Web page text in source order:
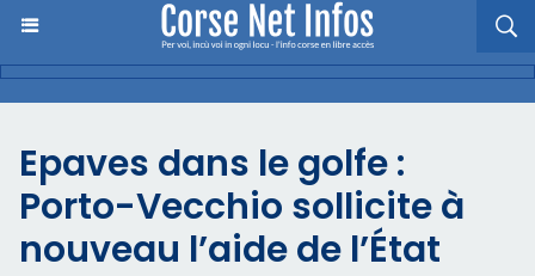
Epaves dans le golfe :
Porto-Vecchio sollicite à
nouveau l’aide de l’État